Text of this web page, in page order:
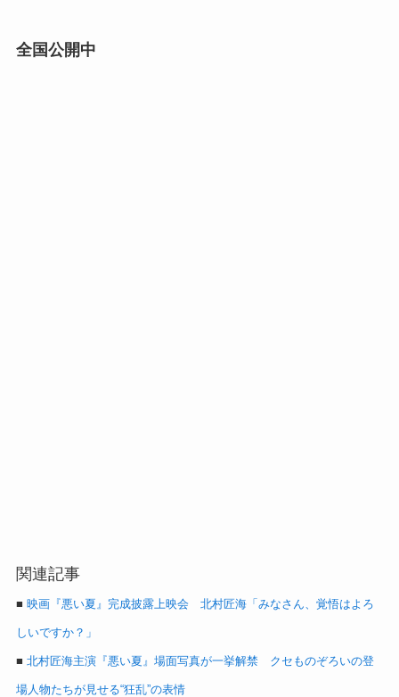
全国公開中
関連記事
■ 映画『悪い夏』完成披露上映会 北村匠海「みなさん、覚悟はよろ
しいですか？」
■ 北村匠海主演『悪い夏』場面写真が一挙解禁 クセものぞろいの登
場人物たちが見せる“狂乱”の表情